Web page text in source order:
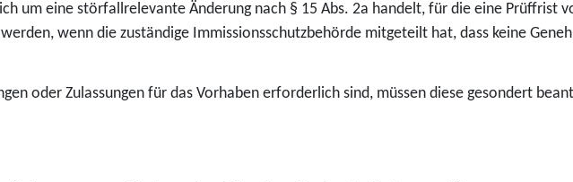
um eine störfallrelevante Änderung nach § 15 Abs. 2a handelt, für die eine Prüffrist
wenn die zuständige Immissionsschutzbehörde mitgeteilt hat, dass keine
oder Zulassungen für das Vorhaben erforderlich sind, müssen diese gesondert